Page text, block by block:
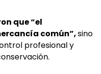
que “el
común”,sino
profesional y